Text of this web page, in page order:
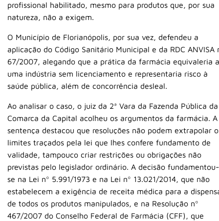
profissional habilitado, mesmo para produtos que, por sua
natureza, não a exigem.
O Município de Florianópolis, por sua vez, defendeu a
aplicação do Código Sanitário Municipal e da RDC ANVISA
67/2007, alegando que a prática da farmácia equivaleria a
uma indústria sem licenciamento e representaria risco à
saúde pública, além de concorrência desleal.
Ao analisar o caso, o juiz da 2ª Vara da Fazenda Pública da
Comarca da Capital acolheu os argumentos da farmácia. A
sentença destacou que resoluções não podem extrapolar
limites traçados pela lei que lhes confere fundamento de
validade, tampouco criar restrições ou obrigações não
previstas pelo legislador ordinário. A decisão fundamentou-
se na Lei nº 5.991/1973 e na Lei nº 13.021/2014, que não
estabelecem a exigência de receita médica para a
de todos os produtos manipulados, e na Resolução nº
467/2007 do Conselho Federal de Farmácia (CFF), que